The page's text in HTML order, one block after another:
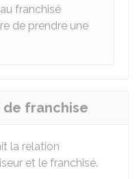
au franchisé
de prendre une
franchise
la relation
et le franchisé.